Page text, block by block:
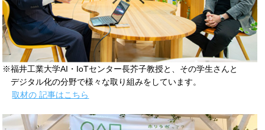
※福井工業大学AI・IoTセンター長芥子教授と、その学生さんと
デジタル化の分野で様々な取り組みをしています。
取材の 記事はこちら